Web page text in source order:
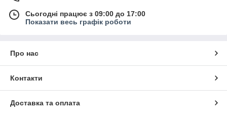
Сьогодні працює з 09:00 до 17:00
Показати весь графік роботи
Про нас
Контакти
Доставка та оплата